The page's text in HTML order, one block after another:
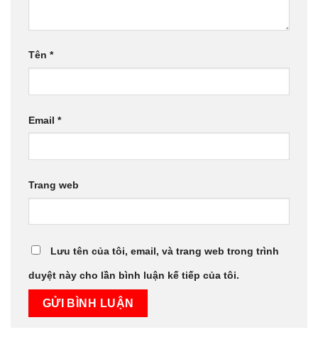
Tên *
Email *
Trang web
Lưu tên của tôi, email, và trang web trong trình
duyệt này cho lần bình luận kế tiếp của tôi.